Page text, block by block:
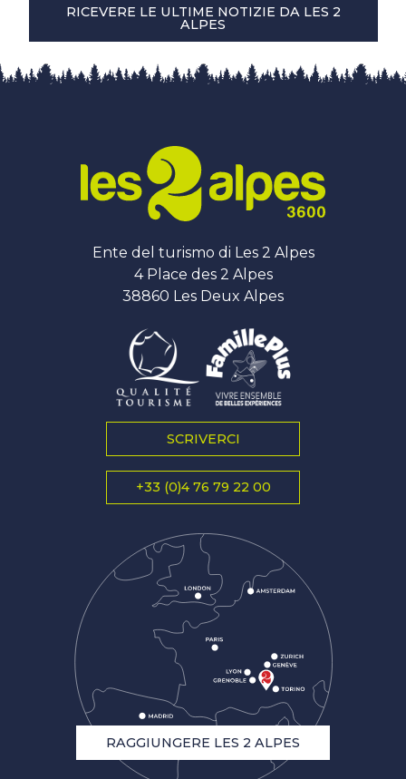
RICEVERE LE ULTIME NOTIZIE DA LES 2
ALPES
Ente del turismo di Les 2 Alpes
4 Place des 2 Alpes
38860 Les Deux Alpes
SCRIVERCI
+33 (0)4 76 79 22 00
RAGGIUNGERE LES 2 ALPES